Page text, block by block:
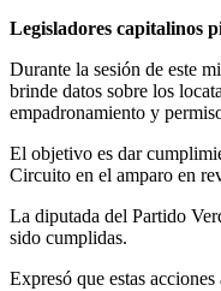
Legisladores capitalinos
Durante la sesión de este
brinde datos sobre los
empadronamiento y
El objetivo es dar
Circuito en el amparo en
La diputada del Partido
sido cumplidas.
Expresó que estas